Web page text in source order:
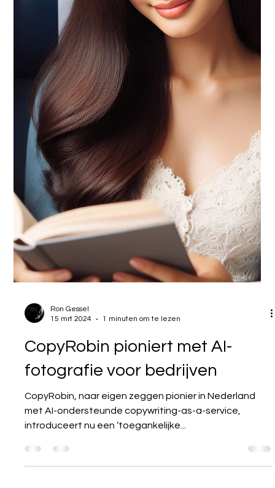
vluchtelingenkamp
Fotograaf Sakir Khader heeft de Zilveren Camera van
2023 gewonnen, de belangrijkste Nederlandse prijs
voor fotojournalistiek. De...